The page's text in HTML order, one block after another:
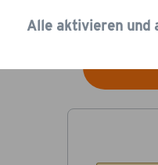
Alle aktivieren und